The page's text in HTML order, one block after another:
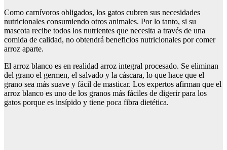
Como carnívoros obligados, los gatos cubren sus necesidades
nutricionales consumiendo otros animales. Por lo tanto, si su
mascota recibe todos los nutrientes que necesita a través de una
comida de calidad, no obtendrá beneficios nutricionales por comer
arroz aparte.
El arroz blanco es en realidad arroz integral procesado. Se eliminan
del grano el germen, el salvado y la cáscara, lo que hace que el
grano sea más suave y fácil de masticar. Los expertos afirman que el
arroz blanco es uno de los granos más fáciles de digerir para los
gatos porque es insípido y tiene poca fibra dietética.